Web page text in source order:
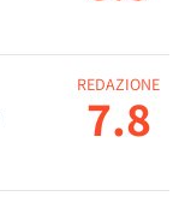
REDAZIONE
7.8